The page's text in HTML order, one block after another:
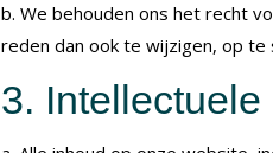
b. We behouden ons het recht
reden dan ook te wijzigen, op
3.